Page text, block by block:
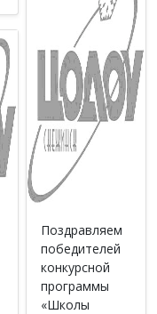
Поздравляем
победителей
конкурсной
программы
«Школы